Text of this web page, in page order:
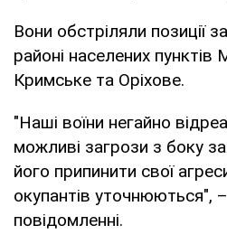
Вони обстріляли позиції
районі населених пунктів
Кримське та Оріхове.
"Наші воїни негайно
можливі загрози з боку
його припинити свої
окупантів уточнюються",
повідомленні.